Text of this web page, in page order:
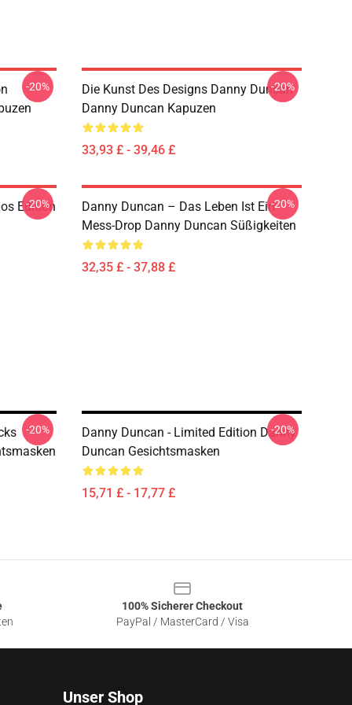
-20%
Die Kunst Des Designs Danny Duncan
Danny Duncan Kapuzen
33,93 £ - 39,46 £
-20%
Edition
-20%
Danny Duncan – Das Leben Ist Ein
Mess-Drop Danny Duncan Süßigkeiten
32,35 £ - 37,88 £
-20%
-20%
Danny Duncan - Limited Edition Danny
Duncan Gesichtsmasken
15,71 £ - 17,77 £
-20%
100% Sicherer Checkout
PayPal / MasterCard / Visa
Unser Shop